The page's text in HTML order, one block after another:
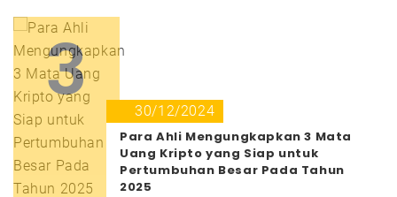
3
30/12/2024
Para Ahli Mengungkapkan 3 Mata
Uang Kripto yang Siap untuk
Pertumbuhan Besar Pada Tahun
2025